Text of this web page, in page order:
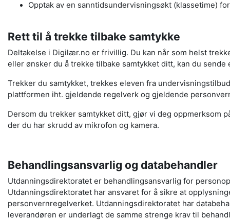
Opptak av en sanntidsundervisningsøkt (klassetime)
Rett til å trekke tilbake samtykke
Deltakelse i Digilær.no er frivillig. Du kan når som helst
eller ønsker du å trekke tilbake samtykket ditt, kan du
Trekker du samtykket, trekkes eleven fra
plattformen iht. gjeldende regelverk og gjeldende
Dersom du trekker samtykket ditt, gjør vi deg oppmerksom
der du har skrudd av mikrofon og kamera.
Behandlingsansvarlig og databehandler
Utdanningsdirektoratet er behandlingsansvarlig for
Utdanningsdirektoratet har ansvaret for å sikre at
personvernregelverket. Utdanningsdirektoratet har
leverandøren er underlagt de samme strenge krav til